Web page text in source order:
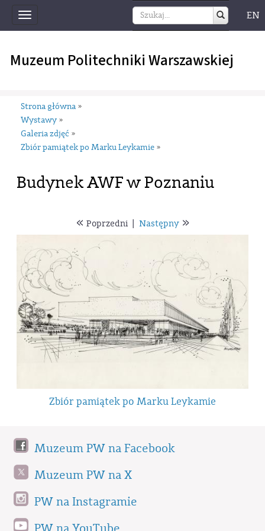
Toggle
navigation
EN
Muzeum Politechniki Warszawskiej
Strona główna »
Wystawy »
Galeria zdjęć »
Zbiór pamiątek po Marku Leykamie »
Budynek AWF w Poznaniu
« Poprzedni Następny»
Zbiór pamiątek po Marku Leykamie
Muzeum PW na Facebook
Muzeum PW na X
PW na Instagramie